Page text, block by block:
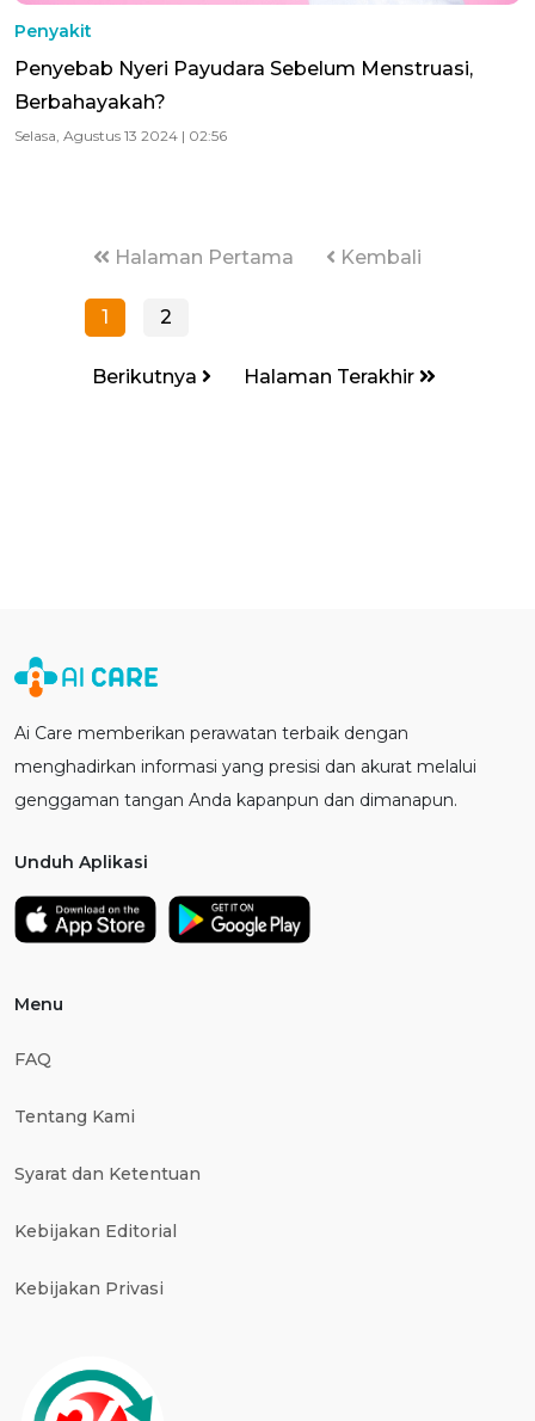
Penyakit
Penyebab Nyeri Payudara Sebelum Menstruasi,
Berbahayakah?
Selasa, Agustus 13 2024 | 02:56
Halaman Pertama Kembali
1 2
Berikutnya Halaman Terakhir
Ai Care memberikan perawatan terbaik dengan
menghadirkan informasi yang presisi dan akurat melalui
genggaman tangan Anda kapanpun dan dimanapun.
Unduh Aplikasi
Menu
FAQ
Tentang Kami
Syarat dan Ketentuan
Kebijakan Editorial
Kebijakan Privasi